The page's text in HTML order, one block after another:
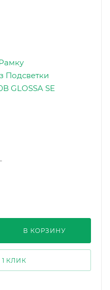
В КОРЗИНУ
КЛИК